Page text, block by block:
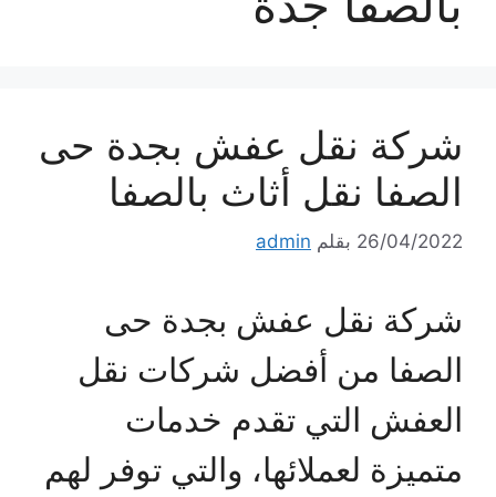
شركة نقل عفش بجدة حى
الصفا نقل أثاث بالصفا
26/04/2022 بقلم admin
شركة نقل عفش بجدة حى
الصفا من أفضل شركات نقل
العفش التي تقدم خدمات
متميزة لعملائها، والتي توفر لهم